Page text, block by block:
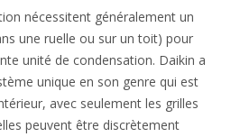
nécessitent généralement un
une ruelle ou sur un toit) pour
unité de condensation. Daikin a
unique en son genre qui est
avec seulement les grilles
peuvent être discrètement